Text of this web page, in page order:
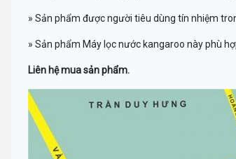
» Sản phẩm được người tiêu dùng tín nhiệm
» Sản phẩm Máy lọc nước kangaroo này phù
Liên hệ mua sản phẩm.